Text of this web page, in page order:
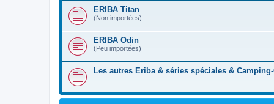
ERIBA Titan
(Non importées)
ERIBA Odin
(Peu importées)
Les autres Eriba & séries spéciales &